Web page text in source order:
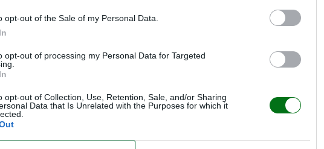
opt-out of the Sale of my Personal Data.
opt-out of processing my Personal Data for Targeted
opt-out of Collection, Use, Retention, Sale, and/or Sharing
Data that Is Unrelated with the Purposes for which it
produce cuando la niña, con un tono que parece de una niña más
enorme y lágrimas de emoción en sus ojitos ilusionados.
requiere (requería, ahora ya lo ha dejado) muchas semanas de